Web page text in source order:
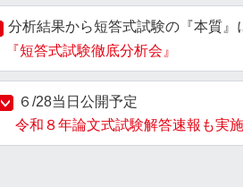
分析結果から短答式試験の『本質』
『短答式試験徹底分析会』
６/28当日公開予定
令和８年論文式試験解答速報も実